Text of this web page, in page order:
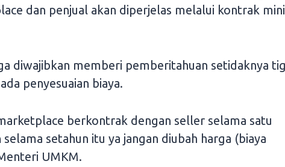
dan penjual akan diperjelas melalui kontrak
diwajibkan memberi pemberitahuan setidaknya
penyesuaian biaya.
berkontrak dengan seller selama satu
selama setahun itu ya jangan diubah harga (biaya
UMKM.